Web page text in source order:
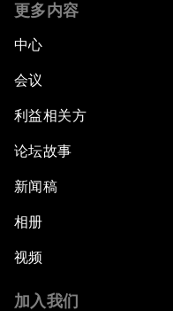
更多内容
中心
会议
利益相关方
论坛故事
新闻稿
相册
视频
加入我们